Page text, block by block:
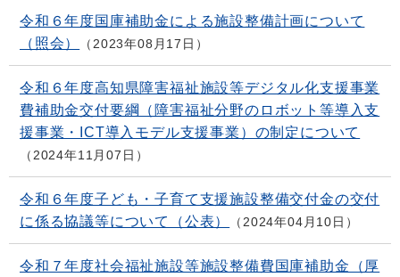
令和６年度国庫補助金による施設整備計画について
（照会）
2023年08月17日
令和６年度高知県障害福祉施設等デジタル化支援事業
費補助金交付要綱（障害福祉分野のロボット等導入支
援事業・ICT導入モデル支援事業）の制定について
2024年11月07日
令和６年度子ども・子育て支援施設整備交付金の交付
に係る協議等について（公表）
2024年04月10日
令和７年度社会福祉施設等施設整備費国庫補助金（厚